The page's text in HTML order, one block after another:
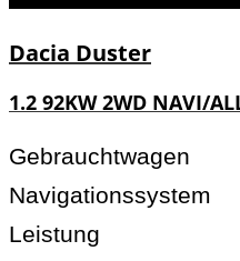
Dacia Duster
1.2 92KW 2WD NAVI/
Gebrauchtwagen
Navigationssystem
Leistung